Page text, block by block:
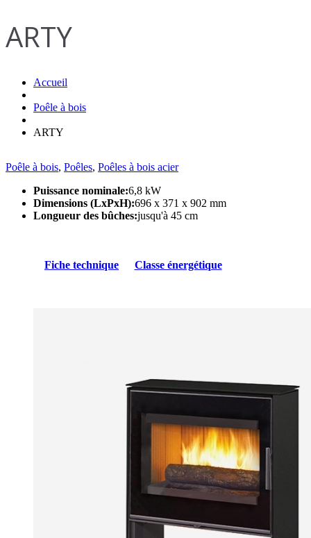
ARTY
Accueil
Poêle à bois
ARTY
Poêle à bois, Poêles, Poêles à bois acier
Puissance nominale:6,8 kW
Dimensions (LxPxH):696 x 371 x 902 mm
Longueur des bûches:jusqu'à 45 cm
Fiche technique Classe énergétique